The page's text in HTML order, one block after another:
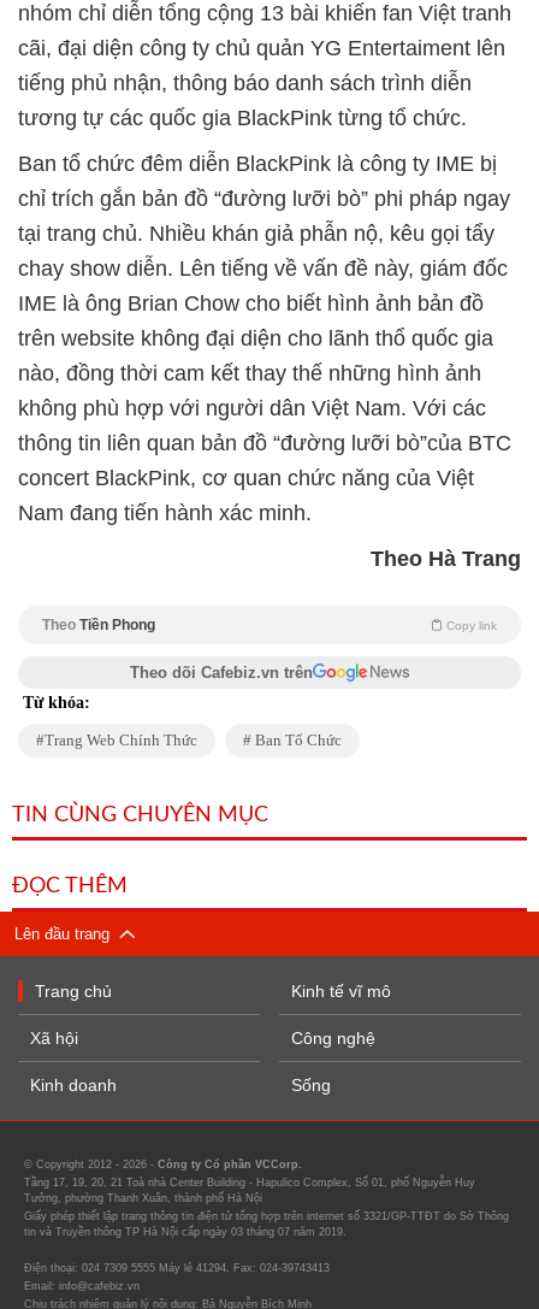
nhóm chỉ diễn tổng cộng 13 bài khiến fan Việt tranh
cãi, đại diện công ty chủ quản YG Entertaiment lên
tiếng phủ nhận, thông báo danh sách trình diễn
tương tự các quốc gia BlackPink từng tổ chức.
Ban tổ chức đêm diễn BlackPink là công ty IME bị
chỉ trích gắn bản đồ “đường lưỡi bò” phi pháp ngay
tại trang chủ. Nhiều khán giả phẫn nộ, kêu gọi tẩy
chay show diễn. Lên tiếng về vấn đề này, giám đốc
IME là ông Brian Chow cho biết hình ảnh bản đồ
trên website không đại diện cho lãnh thổ quốc gia
nào, đồng thời cam kết thay thế những hình ảnh
không phù hợp với người dân Việt Nam. Với các
thông tin liên quan bản đồ “đường lưỡi bò”của BTC
concert BlackPink, cơ quan chức năng của Việt
Nam đang tiến hành xác minh.
Theo Hà Trang
Theo Tiền Phong Copy link
Theo dõi Cafebiz.vn trên
Từ khóa:
Trang Web Chính Thức Ban Tổ Chức
TIN CÙNG CHUYÊN MỤC
ĐỌC THÊM
Lên đầu trang
Trang chủ
Xã hội
Kinh doanh
Kinh tế vĩ mô
Công nghệ
Sống
© Copyright 2012 - 2026 - Công ty Cổ phần VCCorp.
Tầng 17, 19, 20, 21 Toà nhà Center Building - Hapulico Complex, Số 01, phố Nguyễn Huy
Tưởng, phường Thanh Xuân, thành phố Hà Nội
Giấy phép thiết lập trang thông tin điện tử tổng hợp trên internet số 3321/GP-TTĐT do Sở Thông
tin và Truyền thông TP Hà Nội cấp ngày 03 tháng 07 năm 2019.
Điện thoại: 024 7309 5555 Máy lẻ 41294. Fax: 024-39743413
Email: info@cafebiz.vn
Chịu trách nhiệm quản lý nội dung: Bà Nguyễn Bích Minh